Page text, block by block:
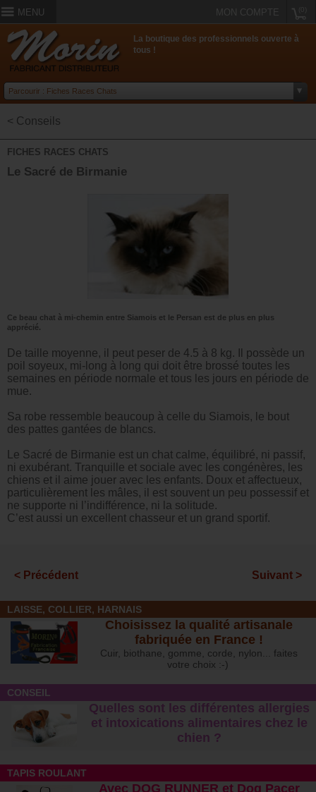
MENU MON COMPTE
La boutique des professionnels ouverte à
tous !
< Conseils
FICHES RACES CHATS
Le Sacré de Birmanie
Ce beau chat à mi-chemin entre Siamois et le Persan est de plus en plus
apprécié.
De taille moyenne, il peut peser de 4.5 à 8 kg. Il possède un
poil soyeux, mi-long à long qui doit être brossé toutes les
semaines en période normale et tous les jours en période de
mue.
Sa robe ressemble beaucoup à celle du Siamois, le bout
des pattes gantées de blancs.
Le Sacré de Birmanie est un chat calme, équilibré, ni passif,
ni exubérant. Tranquille et sociale avec les congénères, les
chiens et il aime jouer avec les enfants. Doux et affectueux,
particulièrement les mâles, il est souvent un peu possessif et
ne supporte ni l’indifférence, ni la solitude.
C’est aussi un excellent chasseur et un grand sportif.
< Précédent Suivant >
LAISSE, COLLIER, HARNAIS
Choisissez la qualité artisanale
fabriquée en France !
Cuir, biothane, gomme, corde, nylon... faites
votre choix :-)
CONSEIL
Quelles sont les différentes allergies
et intoxications alimentaires chez le
chien ?
TAPIS ROULANT
Avec DOG RUNNER et Dog Pacer